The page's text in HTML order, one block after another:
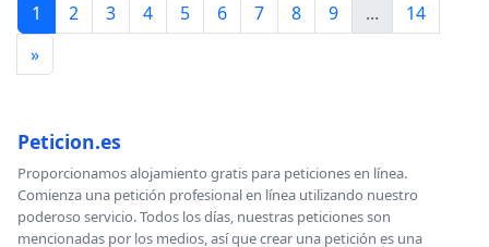
1 2 3 4 5 6 7 8 9 ...
14
»
Peticion.es
Proporcionamos alojamiento gratis para peticiones en línea.
Comienza una petición profesional en línea utilizando nuestro
poderoso servicio. Todos los días, nuestras peticiones son
mencionadas por los medios, así que crear una petición es una